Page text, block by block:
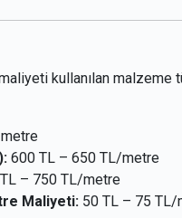
kullanılan malzeme
600 TL – 650 TL/metre
– 750 TL/metre
Maliyeti: 50 TL – 75 TL/